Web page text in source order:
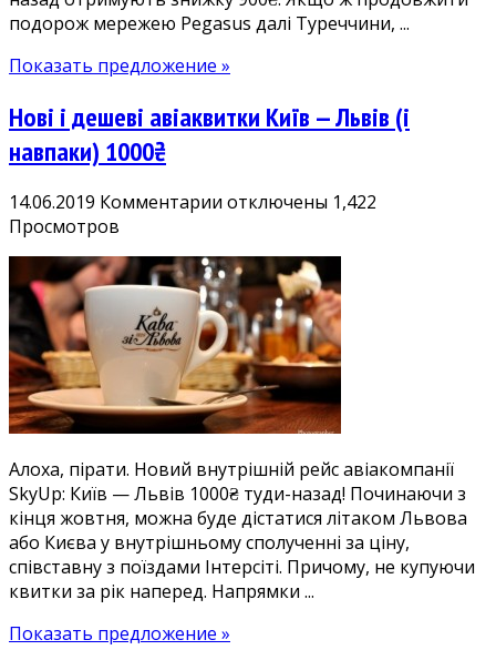
рейси
Києва,
Харкова,
подорож мережею Pegasus далі Туреччини, ...
Показать предложение »
Нові і дешеві авіаквитки Київ — Львів (і
навпаки) 1000₴
14.06.2019 Комментарии к
Нові
і
дешеві
авіаквитки
Київ
—
Львів
(і
1000₴
отключены 1,422
Просмотров
Алоха, пірати. Новий внутрішній рейс авіакомпанії
SkyUp: Київ — Львів 1000₴ туди-назад! Починаючи з
кінця жовтня, можна буде дістатися літаком Львова
або Києва у внутрішньому сполученні за ціну,
співставну з поїздами Інтерсіті. Причому, не купуючи
квитки за рік наперед. Напрямки ...
Показать предложение »